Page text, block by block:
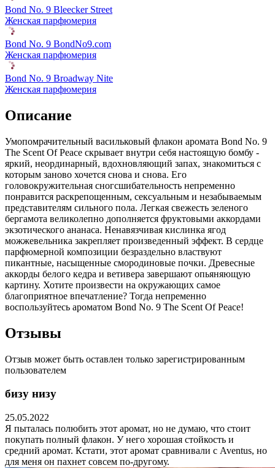
Bond No. 9 Bleecker Street
Женская парфюмерия
Bond No. 9 BondNo9.com
Женская парфюмерия
Bond No. 9 Broadway Nite
Женская парфюмерия
Описание
Умопомрачительный васильковый флакон аромата Bond No. 9
The Scent Of Peace скрывает внутри себя настоящую бомбу -
яркий, неординарный, вдохновляющий запах, знакомиться с
которым заново хочется снова и снова. Его
головокружительная сногсшибательность непременно
понравится раскрепощенным, сексуальным и незабываемым
представителям сильного пола. Легкая свежесть зеленого
бергамота великолепно дополняется фруктовыми аккордами
экзотического ананаса. Ненавязчивая кислинка ягод
можжевельника закрепляет произведенный эффект. В сердце
парфюмерной композиции безраздельно властвуют
пикантные, насыщенные смородиновые почки. Древесные
аккорды белого кедра и ветивера завершают опьяняющую
картину. Хотите произвести на окружающих самое
благоприятное впечатление? Тогда непременно
воспользуйтесь ароматом Bond No. 9 The Scent Of Peace!
Отзывы
Отзыв может быть оставлен только зарегистрированным
пользователем
бизу низу
25.05.2022
Я пыталась полюбить этот аромат, но не думаю, что стоит
покупать полный флакон. У него хорошая стойкость и
средний аромат. Кстати, этот аромат сравнивали с Aventus, но
для меня он пахнет совсем по-другому.